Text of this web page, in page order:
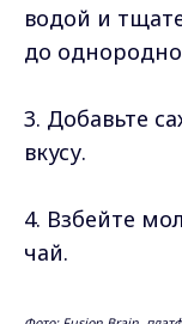
водой и
до
3. Добавьте
вкусу.
4. Взбейте
чай.